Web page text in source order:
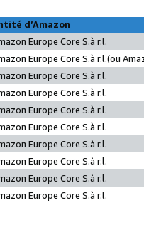
d’Amazon
Europe Core S.à r.l.
Europe Core S.à r.l.(ou
Europe Core S.à r.l.
Europe Core S.à r.l.
Europe Core S.à r.l.
Europe Core S.à r.l.
Europe Core S.à r.l.
Europe Core S.à r.l.
Europe Core S.à r.l.
Europe Core S.à r.l.